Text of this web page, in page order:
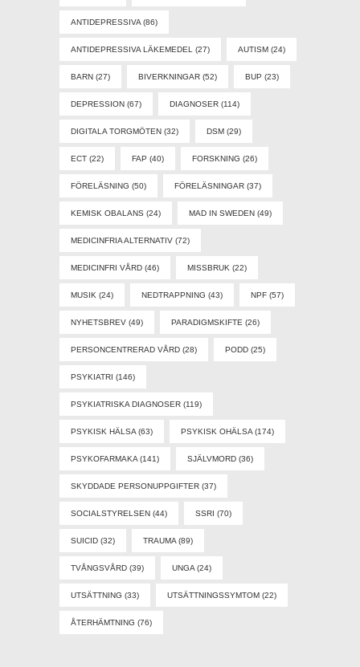
ANTIDEPRESSIVA (86)
ANTIDEPRESSIVA LÄKEMEDEL (27) AUTISM (24)
BARN (27) BIVERKNINGAR (52) BUP (23)
DEPRESSION (67) DIAGNOSER (114)
DIGITALA TORGMÖTEN (32) DSM (29)
ECT (22) FAP (40) FORSKNING (26)
FÖRELÄSNING (50) FÖRELÄSNINGAR (37)
KEMISK OBALANS (24) MAD IN SWEDEN (49)
MEDICINFRIA ALTERNATIV (72)
MEDICINFRI VÅRD (46) MISSBRUK (22)
MUSIK (24) NEDTRAPPNING (43) NPF (57)
NYHETSBREV (49) PARADIGMSKIFTE (26)
PERSONCENTRERAD VÅRD (28) PODD (25)
PSYKIATRI (146)
PSYKIATRISKA DIAGNOSER (119)
PSYKISK HÄLSA (63) PSYKISK OHÄLSA (174)
PSYKOFARMAKA (141) SJÄLVMORD (36)
SKYDDADE PERSONUPPGIFTER (37)
SOCIALSTYRELSEN (44) SSRI (70)
SUICID (32) TRAUMA (89)
TVÅNGSVÅRD (39) UNGA (24)
UTSÄTTNING (33) UTSÄTTNINGSSYMTOM (22)
ÅTERHÄMTNING (76)